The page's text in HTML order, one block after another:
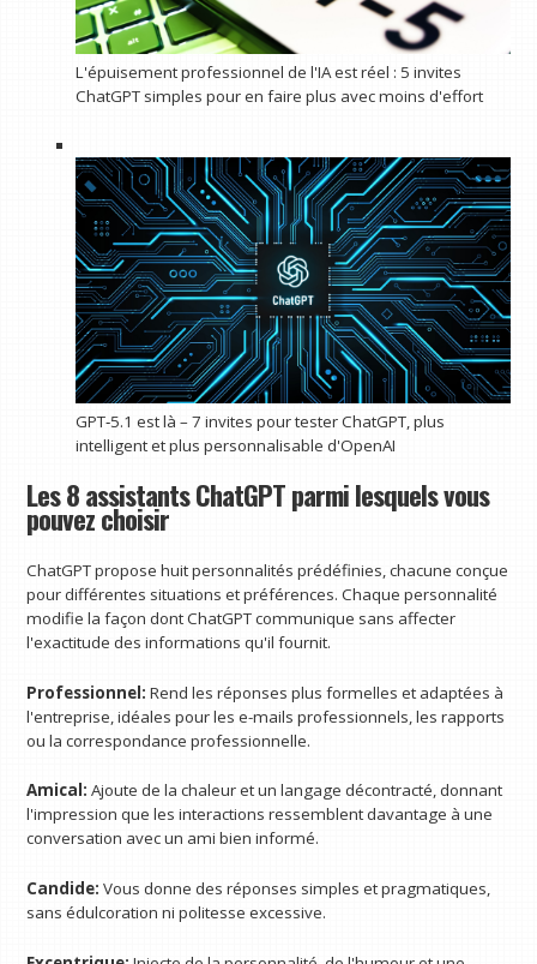
L'épuisement professionnel de l'IA est réel : 5 invites
ChatGPT simples pour en faire plus avec moins d'effort
GPT‑5.1 est là – 7 invites pour tester ChatGPT, plus
intelligent et plus personnalisable d'OpenAI
Les 8 assistants ChatGPT parmi lesquels vous
pouvez choisir
ChatGPT propose huit personnalités prédéfinies, chacune conçue
pour différentes situations et préférences. Chaque personnalité
modifie la façon dont ChatGPT communique sans affecter
l'exactitude des informations qu'il fournit.
Professionnel:Rend les réponses plus formelles et adaptées à
l'entreprise, idéales pour les e-mails professionnels, les rapports
ou la correspondance professionnelle.
Amical:Ajoute de la chaleur et un langage décontracté, donnant
l'impression que les interactions ressemblent davantage à une
conversation avec un ami bien informé.
Candide:Vous donne des réponses simples et pragmatiques,
sans édulcoration ni politesse excessive.